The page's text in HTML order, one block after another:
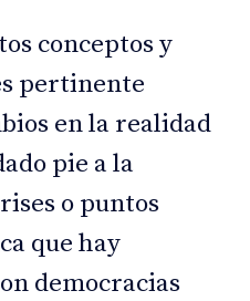
conceptos y
pertinente
en la realidad
pie a la
o puntos
que hay
democracias